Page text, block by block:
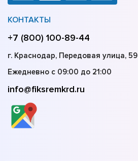
КОНТАКТЫ
+7 (800) 100-89-44
г. Краснодар, Передовая улица, 59
Ежедневно с 09:00 до 21:00
info@fiksremkrd.ru